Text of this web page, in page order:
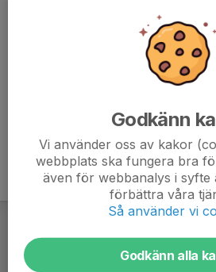
Daniel Mesa Moreno
dmesa_moreno@hotmail.com
Godkänn
Vi använder oss av kakor
webbplats ska fungera bra
även för webbanalys i syfte
förbättra våra
Så använder vi
Godkänn alla